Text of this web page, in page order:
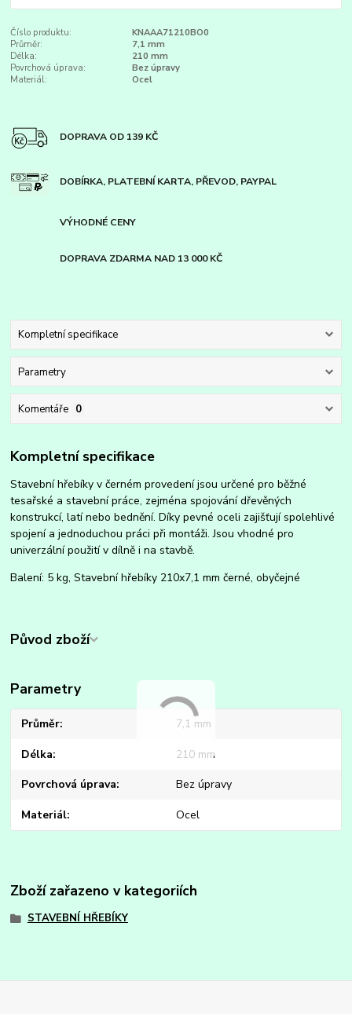
Číslo produktu:
KNAAA71210BO0
Průměr:
7,1 mm
Délka:
210 mm
Povrchová úprava:
Bez úpravy
Materiál:
Ocel
DOPRAVA OD 139 KČ
DOBÍRKA, PLATEBNÍ KARTA, PŘEVOD, PAYPAL
VÝHODNÉ CENY
DOPRAVA ZDARMA NAD 13 000 KČ
Kompletní specifikace
Parametry
Komentáře 0
Kompletní specifikace
Stavební hřebíky v černém provedení jsou určené pro běžné
tesařské a stavební práce, zejména spojování dřevěných
konstrukcí, latí nebo bednění. Díky pevné oceli zajišťují spolehlivé
spojení a jednoduchou práci při montáži. Jsou vhodné pro
univerzální použití v dílně i na stavbě.
Balení: 5 kg, Stavební hřebíky 210x7,1 mm černé, obyčejné
Původ zboží
Parametry
Průměr 7,1 mm
Délka 210 mm
Povrchová úprava Bez úpravy
Materiál Ocel
Zboží zařazeno v kategoriích
STAVEBNÍ HŘEBÍKY